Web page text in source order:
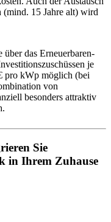
(mind. 15 Jahre alt) wird
das Erneuerbaren-
je
pro kWp möglich (bei
von
besonders attraktiv
Sie
in Ihrem Zuhause